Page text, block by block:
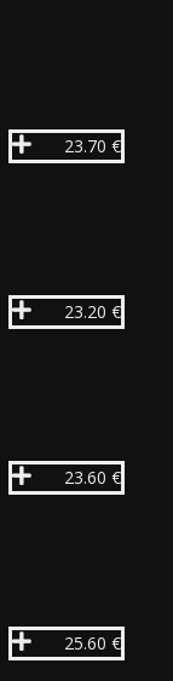
23.70 €
23.20 €
23.60 €
25.60 €